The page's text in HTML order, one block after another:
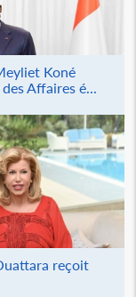
Koné
Affaires é...
reçoit